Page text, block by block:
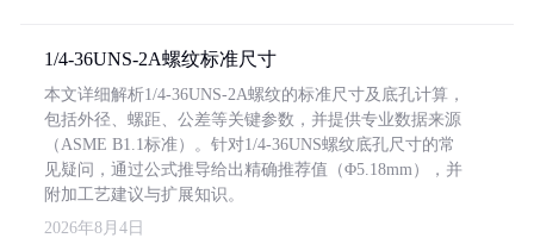
1/4-36UNS-2A螺纹标准尺寸
本文详细解析1/4-36UNS-2A螺纹的标准尺寸及底孔计算，
包括外径、螺距、公差等关键参数，并提供专业数据来源
（ASME B1.1标准）。针对1/4-36UNS螺纹底孔尺寸的常
见疑问，通过公式推导给出精确推荐值（Φ5.18mm），并
附加工艺建议与扩展知识。
2026年8月4日